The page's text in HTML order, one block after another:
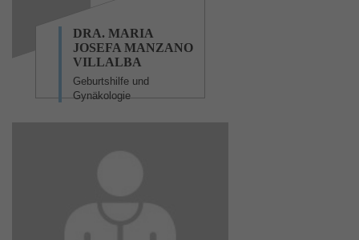
DRA. MARIA
JOSEFA MANZANO
VILLALBA
Geburtshilfe und
Gynäkologie